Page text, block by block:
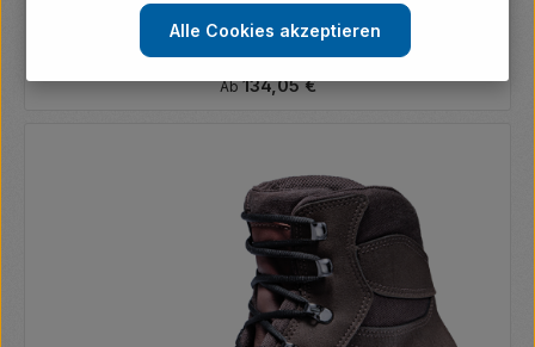
Regulärer Preis:
Ab134,05 €
Alle Cookies akzeptieren